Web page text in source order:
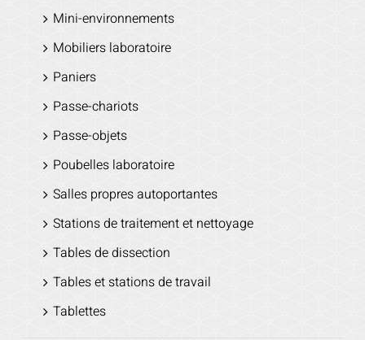
Mini-environnements
Mobiliers laboratoire
Paniers
Passe-chariots
Passe-objets
Poubelles laboratoire
Salles propres autoportantes
Stations de traitement et nettoyage
Tables de dissection
Tables et stations de travail
Tablettes